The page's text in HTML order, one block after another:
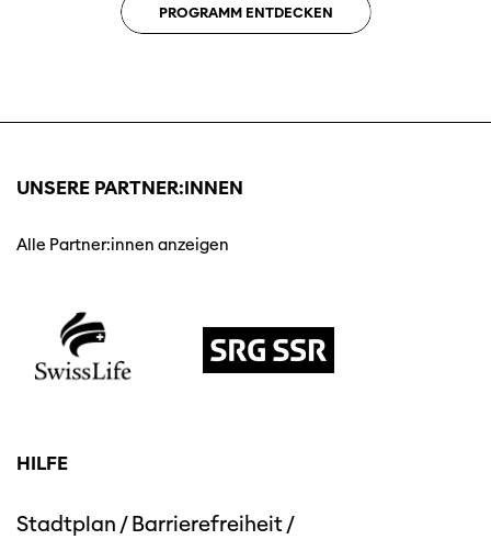
PROGRAMM ENTDECKEN
UNSERE PARTNER:INNEN
Alle Partner:innen anzeigen
HILFE
Stadtplan /Barrierefreiheit/